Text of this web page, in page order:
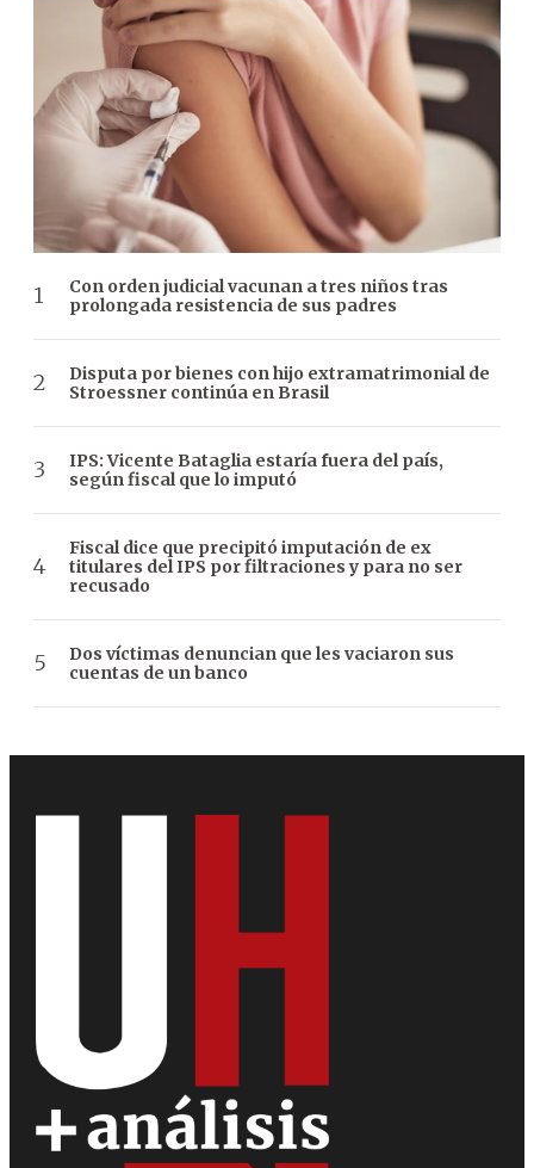
Con orden judicial vacunan a tres niños tras
prolongada resistencia de sus padres
Disputa por bienes con hijo extramatrimonial de
Stroessner continúa en Brasil
IPS: Vicente Bataglia estaría fuera del país,
según fiscal que lo imputó
Fiscal dice que precipitó imputación de ex
titulares del IPS por filtraciones y para no ser
recusado
Dos víctimas denuncian que les vaciaron sus
cuentas de un banco